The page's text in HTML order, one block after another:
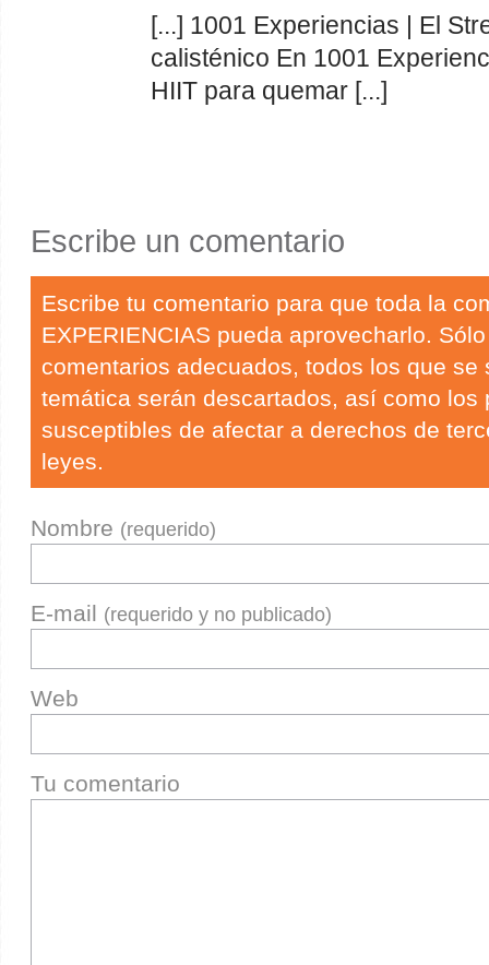
[...] 1001 Experiencias | El
calisténico En 1001
HIIT para quemar [...]
Escribe un comentario
Escribe tu comentario para que toda la
EXPERIENCIAS pueda aprovecharlo.
comentarios adecuados, todos los que se
temática serán descartados, así como los
susceptibles de afectar a derechos de
leyes.
Nombre (requerido)
E-mail (requerido y no publicado)
Web
Tu comentario